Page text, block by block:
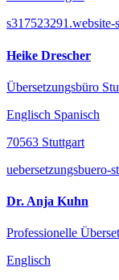
s317523291.website-
Heike Drescher
Übersetzungsbüro
Englisch Spanisch
70563 Stuttgart
uebersetzungsbuero-
Dr. Anja Kuhn
Professionelle
Englisch